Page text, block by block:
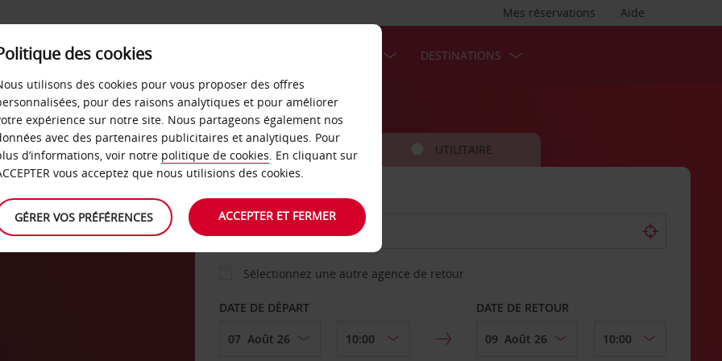
Aide
Mes réservations
LIBRE-SERVICE DESTINATIONS
VOITURE UTILITAIRE
AGENCE DE DÉPART
Sélectionnez une autre agence de retour
DATE DE DÉPART DATE DE RETOUR
des cookies
utilisons des cookies pour vous proposer des offres
pour des raisons analytiques et pour améliorer
expérience sur notre site. Nous partageons également nos
avec des partenaires publicitaires et analytiques. Pour
d’informations, voir notre politique de cookies. En cliquant sur
vous acceptez que nous utilisions des cookies.
GÉRER VOS PRÉFÉRENCES ACCEPTER ET FERMER